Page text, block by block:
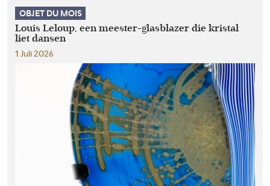
OBJET DU MOIS
Louis Leloup, een meester-glasblazer die kristal
liet dansen
1 Juli 2026